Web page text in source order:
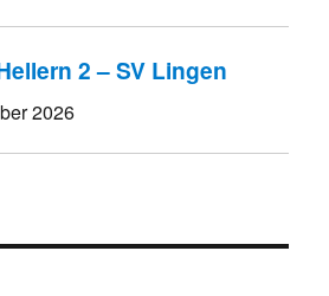
2 – SV Lingen
2026